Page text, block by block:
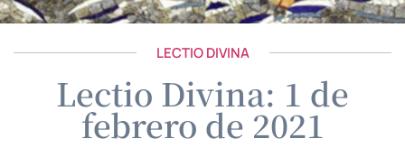
LECTIO DIVINA
Lectio Divina: 1 de
febrero de 2021